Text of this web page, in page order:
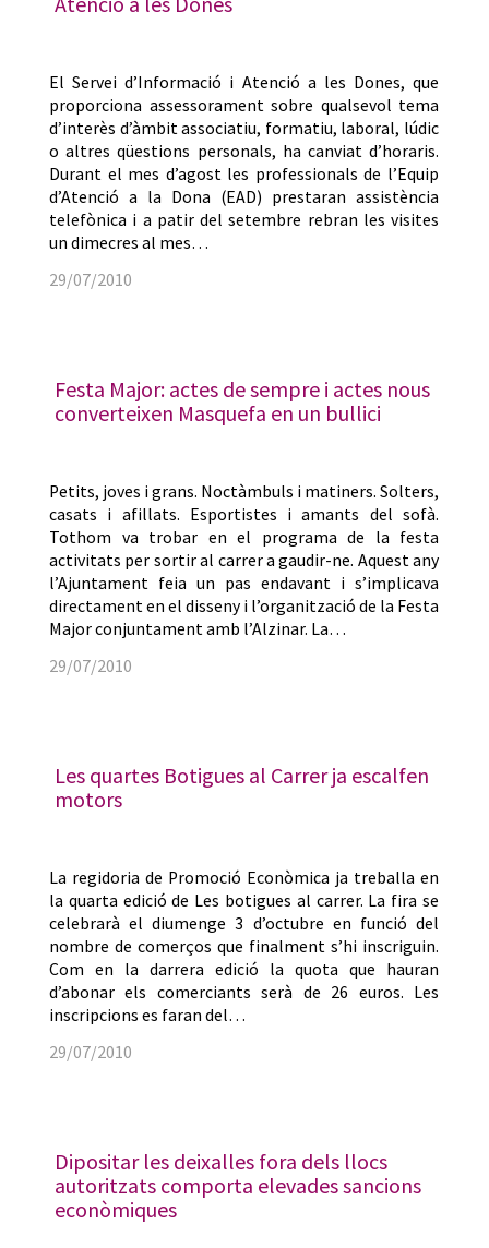
El Servei d’Informació i Atenció a les Dones, que
proporciona assessorament sobre qualsevol tema
d’interès d’àmbit associatiu, formatiu, laboral, lúdic
o altres qüestions personals, ha canviat d’horaris.
Durant el mes d’agost les professionals de l’Equip
d’Atenció a la Dona (EAD) prestaran assistència
telefònica i a patir del setembre rebran les visites
un dimecres al mes…
29/07/2010
Festa Major: actes de sempre i actes nous
converteixen Masquefa en un bullici
Petits, joves i grans. Noctàmbuls i matiners. Solters,
casats i afillats. Esportistes i amants del sofà.
Tothom va trobar en el programa de la festa
activitats per sortir al carrer a gaudir-ne. Aquest any
l’Ajuntament feia un pas endavant i s’implicava
directament en el disseny i l’organització de la Festa
Major conjuntament amb l’Alzinar. La…
29/07/2010
Les quartes Botigues al Carrer ja escalfen
motors
La regidoria de Promoció Econòmica ja treballa en
la quarta edició de Les botigues al carrer. La fira se
celebrarà el diumenge 3 d’octubre en funció del
nombre de comerços que finalment s’hi inscriguin.
Com en la darrera edició la quota que hauran
d’abonar els comerciants serà de 26 euros. Les
inscripcions es faran del…
29/07/2010
Dipositar les deixalles fora dels llocs
autoritzats comporta elevades sancions
econòmiques